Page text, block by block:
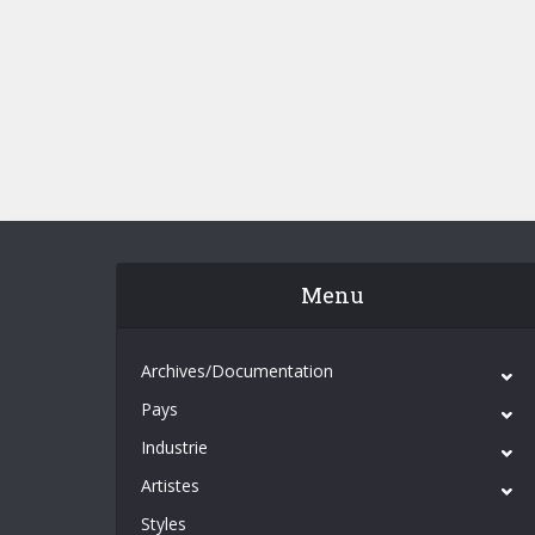
Menu
Archives/Documentation
Pays
Industrie
Artistes
Styles